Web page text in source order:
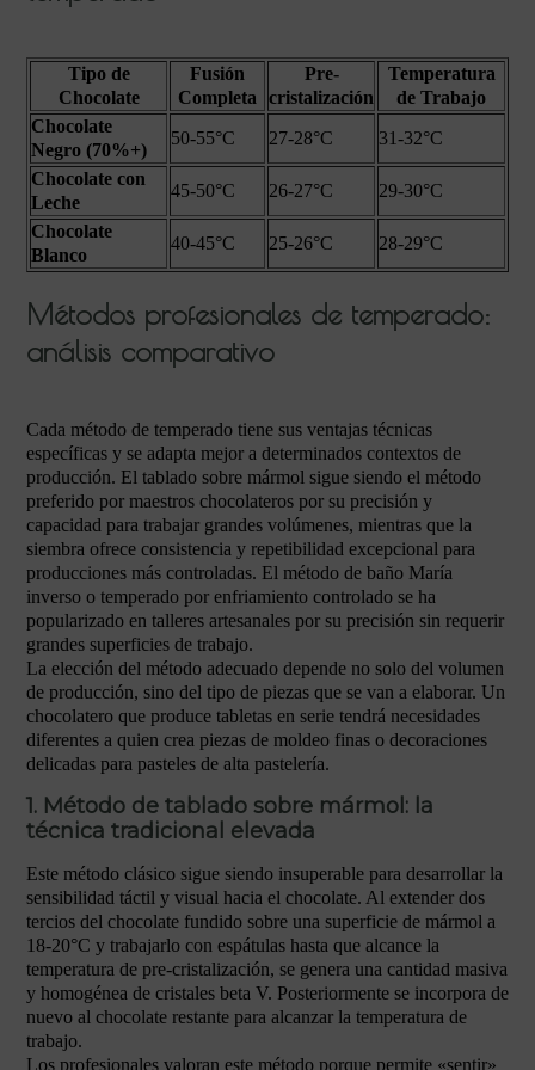
Tipo de
Chocolate
Fusión
Completa
Pre-
cristalización
Temperatura
de Trabajo
Chocolate
Negro (70%+)
50-55°C 27-28°C
31-32°C
Chocolate con
Leche
45-50°C 26-27°C
29-30°C
Chocolate
Blanco
40-45°C 25-26°C 28-29°C
Métodos profesionales de temperado:
análisis comparativo
Cada método de temperado tiene sus ventajas técnicas
específicas y se adapta mejor a determinados contextos de
producción. El tablado sobre mármol sigue siendo el método
preferido por maestros chocolateros por su precisión y
capacidad para trabajar grandes volúmenes, mientras que la
siembra ofrece consistencia y repetibilidad excepcional para
producciones más controladas. El método de baño María
inverso o temperado por enfriamiento controlado se ha
popularizado en talleres artesanales por su precisión sin requerir
grandes superficies de trabajo.
La elección del método adecuado depende no solo del volumen
de producción, sino del tipo de piezas que se van a elaborar. Un
chocolatero que produce tabletas en serie tendrá necesidades
diferentes a quien crea piezas de moldeo finas o decoraciones
delicadas para pasteles de alta pastelería.
1. Método de tablado sobre mármol: la
técnica tradicional elevada
Este método clásico sigue siendo insuperable para desarrollar la
sensibilidad táctil y visual hacia el chocolate. Al extender dos
tercios del chocolate fundido sobre una superficie de mármol a
18-20°C y trabajarlo con espátulas hasta que alcance la
temperatura de pre-cristalización, se genera una cantidad masiva
y homogénea de cristales beta V. Posteriormente se incorpora de
nuevo al chocolate restante para alcanzar la temperatura de
trabajo.
Los profesionales valoran este método porque permite «sentir»